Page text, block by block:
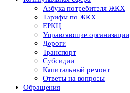
Азбука потребителя ЖКХ
Тарифы по ЖКХ
ЕРКЦ
Управляющие организации
Дороги
Транспорт
Субсидии
Капитальный ремонт
Ответы на вопросы
Обращения